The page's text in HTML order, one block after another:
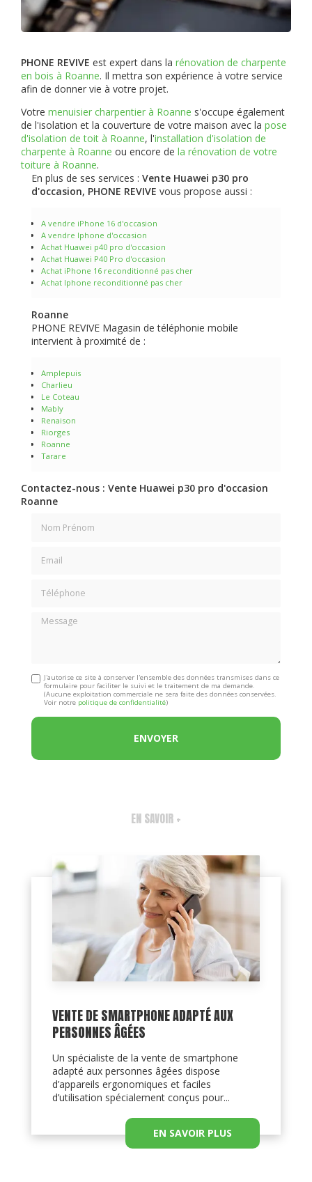
PHONE REVIVE est expert dans la rénovation de charpente
en bois à Roanne. Il mettra son expérience à votre service
afin de donner vie à votre projet.
Votre menuisier charpentier à Roanne s'occupe également
de l'isolation et la couverture de votre maison avec la pose
d'isolation de toit à Roanne, l'installation d'isolation de
charpente à Roanne ou encore de la rénovation de votre
toiture à Roanne.
En plus de ses services : Vente Huawei p30 pro
d'occasion, PHONE REVIVE vous propose aussi :
A vendre iPhone 16 d'occasion
A vendre Iphone d'occasion
Achat Huawei p40 pro d'occasion
Achat Huawei P40 Pro d'occasion
Achat iPhone 16 reconditionné pas cher
Achat Iphone reconditionné pas cher
Roanne
PHONE REVIVE Magasin de téléphonie mobile
intervient à proximité de :
Amplepuis
Charlieu
Le Coteau
Mably
Renaison
Riorges
Roanne
Tarare
Contactez-nous : Vente Huawei p30 pro d'occasion
Roanne
Message
J'autorise ce site à conserver l'ensemble des données transmises dans ce
formulaire pour faciliter le suivi et le traitement de ma demande.
(Aucune exploitation commerciale ne sera faite des données conservées.
Voir notre politique de confidentialité)
EN SAVOIR +
VENTE DE SMARTPHONE ADAPTÉ AUX
PERSONNES ÂGÉES
Un spécialiste de la vente de smartphone
adapté aux personnes âgées dispose
d’appareils ergonomiques et faciles
d’utilisation spécialement conçus pour...
EN SAVOIR PLUS